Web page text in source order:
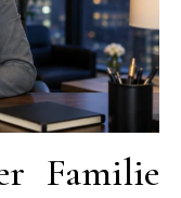
Familie